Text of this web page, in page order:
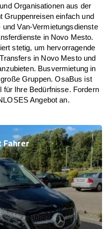
Organisationen aus der
Gruppenreisen einfach und
Van-Vermietungsdienste
in Novo Mesto.
stetig, um hervorragende
in Novo Mesto und
Busvermietung in
Gruppen. OsaBus ist
für Ihre Bedürfnisse. Fordern
Angebot an.
Fahrer